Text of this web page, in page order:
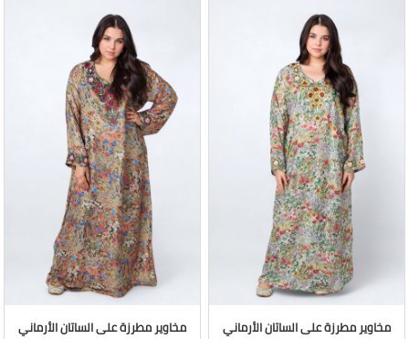
مخاوير مطرزة على الساتان الأرماني مخاوير مطرزة على الساتان الأرماني